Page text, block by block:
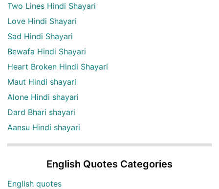
Two Lines Hindi Shayari
Love Hindi Shayari
Sad Hindi Shayari
Bewafa Hindi Shayari
Heart Broken Hindi Shayari
Maut Hindi shayari
Alone Hindi shayari
Dard Bhari shayari
Aansu Hindi shayari
English Quotes Categories
English quotes